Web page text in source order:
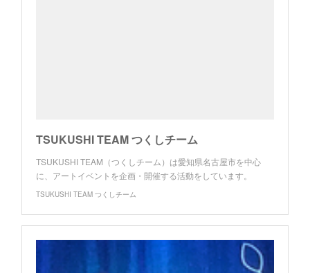
TSUKUSHI TEAM つくしチーム
TSUKUSHI TEAM（つくしチーム）は愛知県名古屋市を中心
に、アートイベントを企画・開催する活動をしています。
TSUKUSHI TEAM つくしチーム